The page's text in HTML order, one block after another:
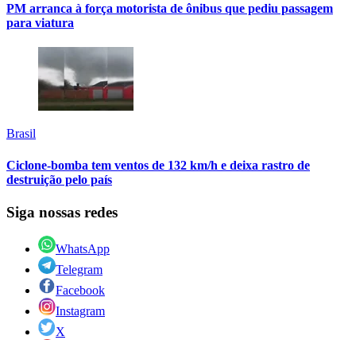
PM arranca à força motorista de ônibus que pediu passagem
para viatura
Brasil
Ciclone-bomba tem ventos de 132 km/h e deixa rastro de
destruição pelo país
Siga nossas redes
WhatsApp
Telegram
Facebook
Instagram
X